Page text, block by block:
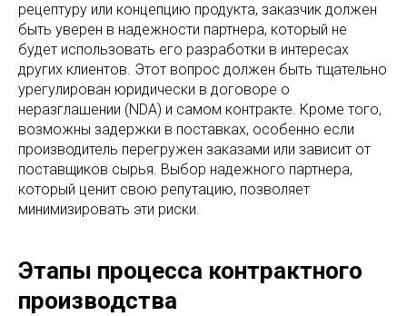
рецептуру или концепцию продукта, заказчик должен
быть уверен в надежности партнера, который не
будет использовать его разработки в интересах
других клиентов. Этот вопрос должен быть тщательно
урегулирован юридически в договоре о
неразглашении (NDA) и самом контракте. Кроме того,
возможны задержки в поставках, особенно если
производитель перегружен заказами или зависит от
поставщиков сырья. Выбор надежного партнера,
который ценит свою репутацию, позволяет
минимизировать эти риски.
Этапы процесса контрактного
производства